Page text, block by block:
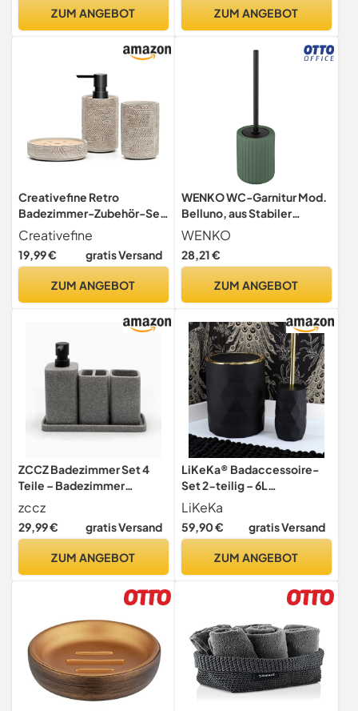
Mülleimer,
Badgarnitur (Dunkel Türkis
ZUM ANGEBOT
mit Blauer, maritimer
x 13,2 cm, Füllmenge 475 ml
ZUM ANGEBOT
Creativefine Retro
Badezimmer-Zubehör-Set
mit Reliefmuster,
Badaccessoires-Set 3-
teilig inkl, Seifenspender,
Zahnbürstenhalter,
Creativefine
19,99 € gratis Versand
ZUM ANGEBOT
WENKO WC-Garnitur Mod.
Belluno, aus Stabiler
Keramik mit geriffelte
Soft-Touch Oberfläche,
hygienisch
Bürstenkopf,
cm
WENKO
28,21 €
ZUM ANGEBOT
ZCCZ Badezimmer Set 4
Teile – Badezimmer
Zahnbürstenhalter,
Zahnputzbecher,
Seifenschale, für Kosmetik
Badezimmer Deko, gris
zccz
29,99 € gratis Versand
ZUM ANGEBOT
LiKeKa® Badaccessoire-
Set 2-teilig – 6L
Kosmetikeimer mit
Toilettenbürste –
Hygienisch & modern -
Edelstahl-Bürste –
Gäste-WC (Gold/schwarz)
LiKeKa
59,90 € gratis Versand
ZUM ANGEBOT